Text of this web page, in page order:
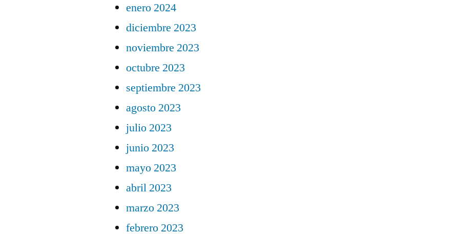
enero 2024
diciembre 2023
noviembre 2023
octubre 2023
septiembre 2023
agosto 2023
julio 2023
junio 2023
mayo 2023
abril 2023
marzo 2023
febrero 2023